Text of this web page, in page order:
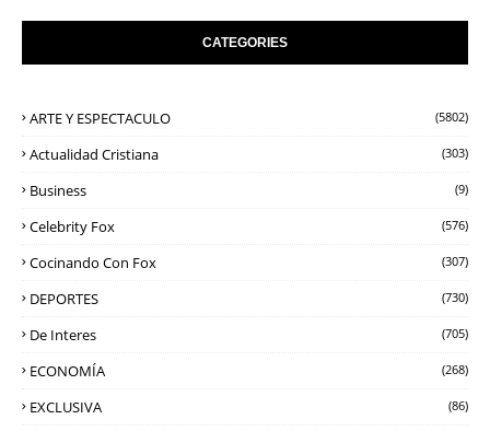
CATEGORIES
ARTE Y ESPECTACULO (5802)
Actualidad Cristiana (303)
Business (9)
Celebrity Fox (576)
Cocinando Con Fox (307)
DEPORTES (730)
De Interes (705)
ECONOMÍA (268)
EXCLUSIVA (86)